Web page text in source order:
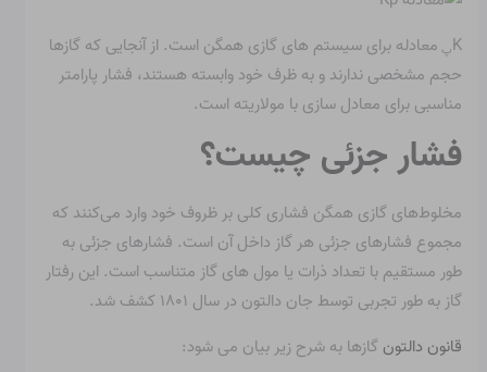
Kپ معادله برای سیستم های گازی همگن است. از آنجایی که گازها
حجم مشخصی ندارند و به ظرف خود وابسته هستند، فشار پارامتر
مناسبی برای معادل سازی با مولاریته است.
فشار جزئی چیست؟
مخلوط‌های گازی همگن فشاری کلی بر ظروف خود وارد می‌کنند که
مجموع فشارهای جزئی هر گاز داخل آن است. فشارهای جزئی به
طور مستقیم با تعداد ذرات یا مول های گاز متناسب است. این رفتار
گاز به طور تجربی توسط جان دالتون در سال ۱۸۰۱ کشف شد.
قانون دالتون گازها به شرح زیر بیان می شود: